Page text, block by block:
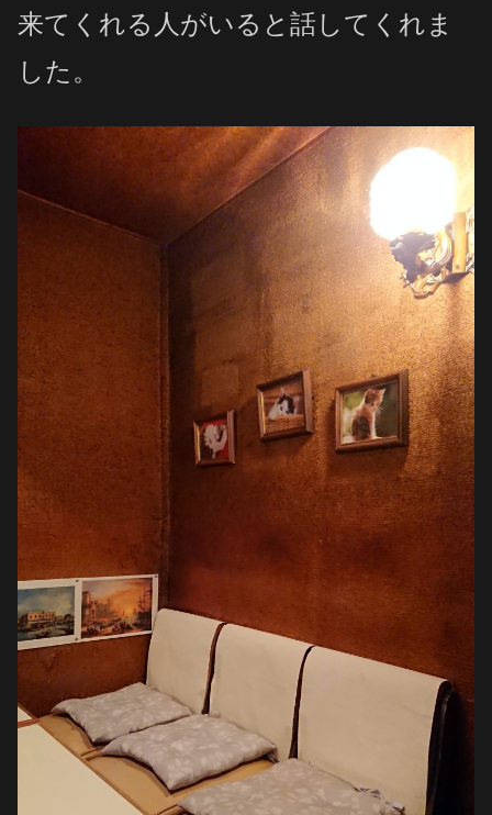
来てくれる人がいると話してくれま
した。